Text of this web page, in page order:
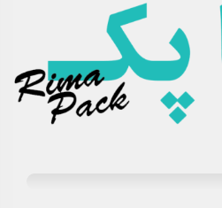
یا به‌هم‌ریختگی در محیط کار.
در شرایط مختلف.
شدن و آماده‌سازی سریع.